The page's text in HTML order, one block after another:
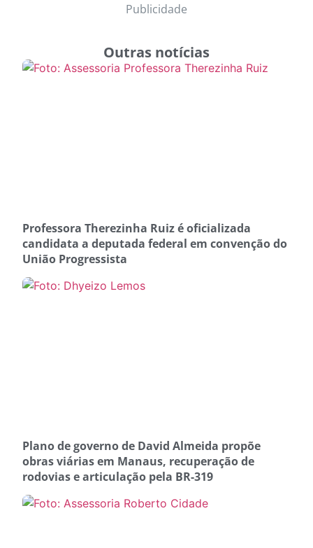
Publicidade
Outras notícias
Professora Therezinha Ruiz é oficializada
candidata a deputada federal em convenção do
União Progressista
Plano de governo de David Almeida propõe
obras viárias em Manaus, recuperação de
rodovias e articulação pela BR-319